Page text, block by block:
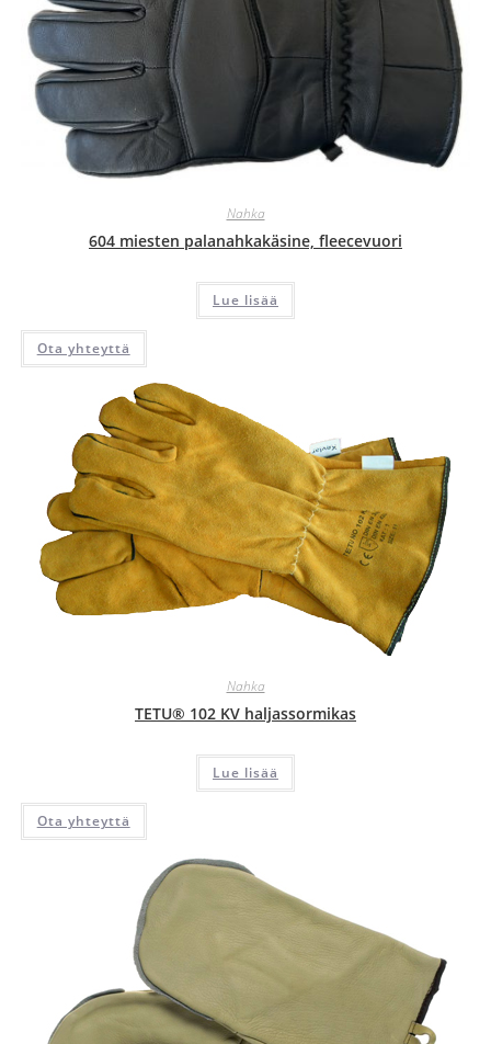
Nahka
604 miesten palanahkakäsine, fleecevuori
Lue lisää
Ota yhteyttä
Nahka
TETU® 102 KV haljassormikas
Lue lisää
Ota yhteyttä